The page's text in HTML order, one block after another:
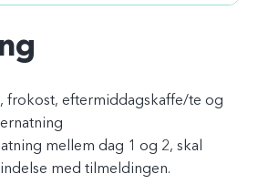
frokost, eftermiddagskaffe/te og
mellem dag 1 og 2, skal
med tilmeldingen.